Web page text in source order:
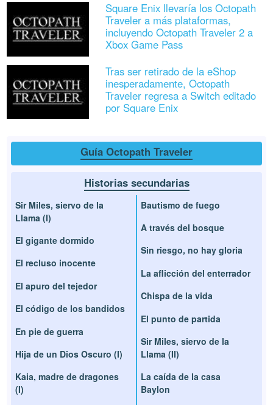
Square Enix llevaría los Octopath
Traveler a más plataformas,
incluyendo Octopath Traveler 2 a
Xbox Game Pass
Tras ser retirado de la eShop
inesperadamente, Octopath
Traveler regresa a Switch editado
por Square Enix
Guía Octopath Traveler
Historias secundarias
Sir Miles, siervo de la
Llama (I)
El gigante dormido
El recluso inocente
El apuro del tejedor
El código de los bandidos
En pie de guerra
Hija de un Dios Oscuro (I)
Kaia, madre de dragones
(I)
Bautismo de fuego
A través del bosque
Sin riesgo, no hay gloria
La aflicción del enterrador
Chispa de la vida
El punto de partida
Sir Miles, siervo de la
Llama (II)
La caída de la casa
Baylon